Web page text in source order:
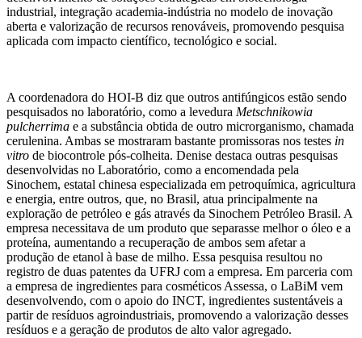
industrial, integração academia-indústria no modelo de inovação
aberta e valorização de recursos renováveis, promovendo pesquisa
aplicada com impacto científico, tecnológico e social.
A coordenadora do HOI-B diz que outros antifúngicos estão sendo
pesquisados no laboratório, como a levedura Metschnikowia
pulcherrima e a substância obtida de outro microrganismo, chamada
cerulenina. Ambas se mostraram bastante promissoras nos testes in
vitro de biocontrole pós-colheita. Denise destaca outras pesquisas
desenvolvidas no Laboratório, como a encomendada pela
Sinochem, estatal chinesa especializada em petroquímica, agricultura
e energia, entre outros, que, no Brasil, atua principalmente na
exploração de petróleo e gás através da Sinochem Petróleo Brasil. A
empresa necessitava de um produto que separasse melhor o óleo e a
proteína, aumentando a recuperação de ambos sem afetar a
produção de etanol à base de milho. Essa pesquisa resultou no
registro de duas patentes da UFRJ com a empresa. Em parceria com
a empresa de ingredientes para cosméticos Assessa, o LaBiM vem
desenvolvendo, com o apoio do INCT, ingredientes sustentáveis a
partir de resíduos agroindustriais, promovendo a valorização desses
resíduos e a geração de produtos de alto valor agregado.